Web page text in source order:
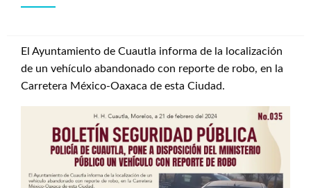
El Ayuntamiento de Cuautla informa de la localización
de un vehículo abandonado con reporte de robo, en la
Carretera México-Oaxaca de esta Ciudad.